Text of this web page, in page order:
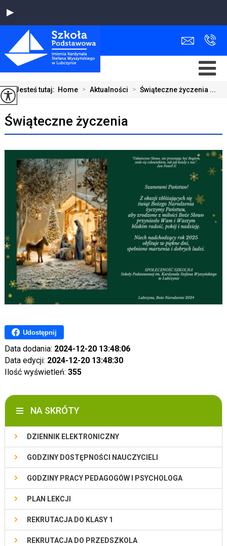
Jesteś tutaj: Home > Aktualności > Świąteczne życzenia ...
Świąteczne życzenia
Udostępnij
Data dodania: 2024-12-20 13:48:06
Data edycji: 2024-12-20 13:48:30
Ilość wyświetleń: 355
NA SKRÓTY
DZIENNIK ELEKTRONICZNY
GODZINY DOSTĘPNOŚCI NAUCZYCIELI
GODZINY PRACY PEDAGOGÓW I PSYCHOLOGA
PLAN LEKCJI
REKRUTACJA DO KLASY 1
REKRUTACJA DO PRZEDSZKOLA